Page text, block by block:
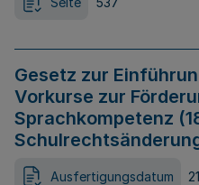
Gesetz zur
Vorkurse zur
Sprachkompetenz
Ausfertigungsdatum